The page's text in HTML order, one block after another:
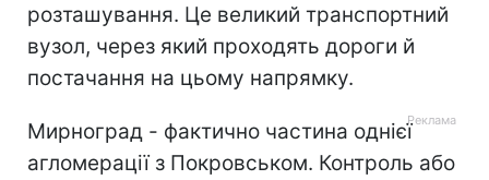
розташування. Це великий транспортний
вузол, через який проходять дороги й
постачання на цьому напрямку.
Мирноград - фактично частина однієї
агломерації з Покровськом. Контроль або